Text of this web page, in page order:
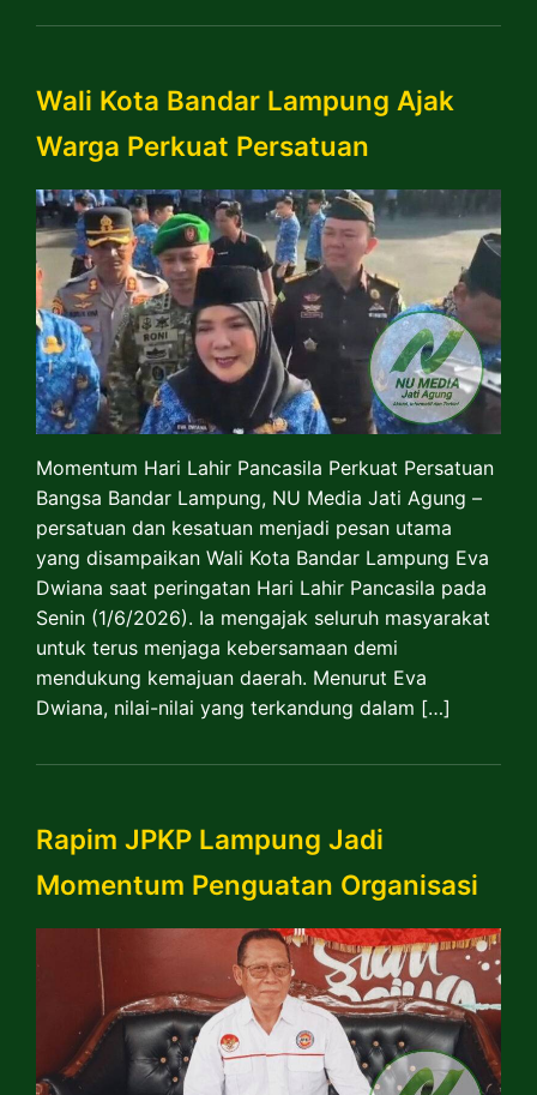
Wali Kota Bandar Lampung Ajak
Warga Perkuat Persatuan
Momentum Hari Lahir Pancasila Perkuat Persatuan
Bangsa Bandar Lampung, NU Media Jati Agung –
persatuan dan kesatuan menjadi pesan utama
yang disampaikan Wali Kota Bandar Lampung Eva
Dwiana saat peringatan Hari Lahir Pancasila pada
Senin (1/6/2026). Ia mengajak seluruh masyarakat
untuk terus menjaga kebersamaan demi
mendukung kemajuan daerah. Menurut Eva
Dwiana, nilai-nilai yang terkandung dalam […]
Rapim JPKP Lampung Jadi
Momentum Penguatan Organisasi